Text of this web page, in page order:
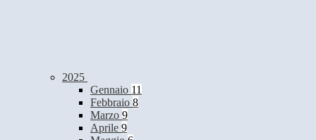
2025
Gennaio 11
Febbraio 8
Marzo 9
Aprile 9